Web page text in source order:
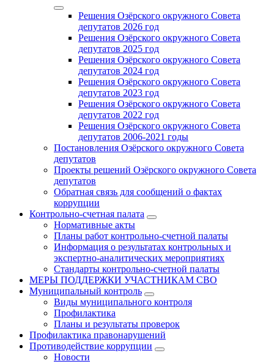
Решения Озёрского окружного Совета
депутатов 2026 год
Решения Озёрского окружного Совета
депутатов 2025 год
Решения Озёрского окружного Совета
депутатов 2024 год
Решения Озёрского окружного Совета
депутатов 2023 год
Решения Озёрского окружного Совета
депутатов 2022 год
Решения Озёрского окружного Совета
депутатов 2006-2021 годы
Постановления Озёрского окружного Совета
депутатов
Проекты решений Озёрского окружного Совета
депутатов
Обратная связь для сообщений о фактах
коррупции
Контрольно-счетная палата
Нормативные акты
Планы работ контрольно-счетной палаты
Информация о результатах контрольных и
экспертно-аналитических мероприятиях
Стандарты контрольно-счетной палаты
МЕРЫ ПОДДЕРЖКИ УЧАСТНИКАМ СВО
Муниципальный контроль
Виды муниципального контроля
Профилактика
Планы и результаты проверок
Профилактика правонарушений
Противодействие коррупции
Новости